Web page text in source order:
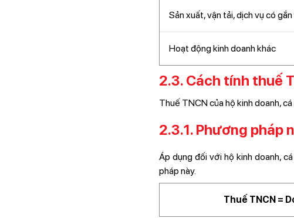
Sản xuất, vận tải, dịch vụ có
Hoạt động kinh doanh khác
2.3. Cách tính thuế
Thuế TNCN của hộ kinh doanh,
2.3.1. Phương pháp
Áp dụng đối với hộ kinh doanh,
pháp này.
Thuế TNCN =